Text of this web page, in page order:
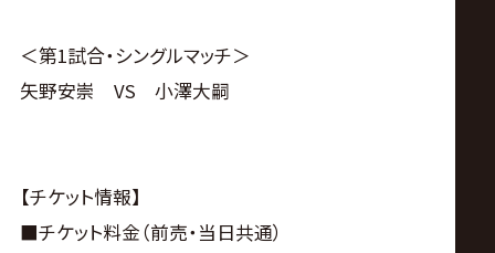
＜第1試合・シングルマッチ＞
矢野安崇 VS 小澤大嗣
【チケット情報】
■チケット料金（前売・当日共通）